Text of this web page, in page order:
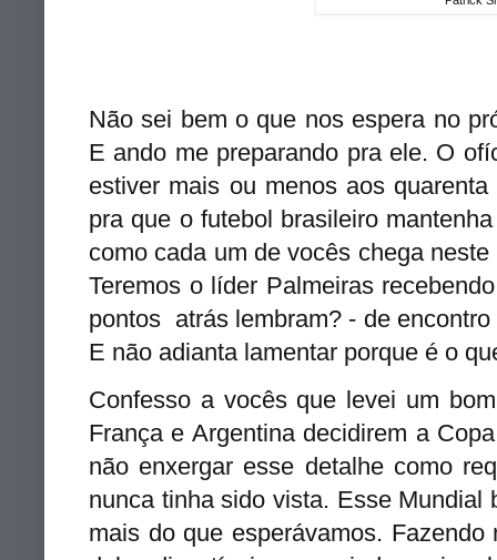
Não sei bem o que nos espera no
E ando me preparando pra ele. O
estiver mais ou menos aos
pra que o futebol brasileiro
como cada um de vocês chega
Teremos o líder Palmeiras
pontos atrás lembram? - de
E não adianta lamentar porque é o
Confesso a vocês que levei um
França e Argentina decidirem a
não enxergar esse detalhecomo
nunca tinha sido vista. Esse Mundial
mais do que esperávamos. Fazendo